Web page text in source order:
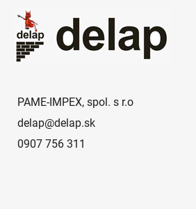
PAME-IMPEX, spol. s r.o
delap@delap.sk
0907 756 311